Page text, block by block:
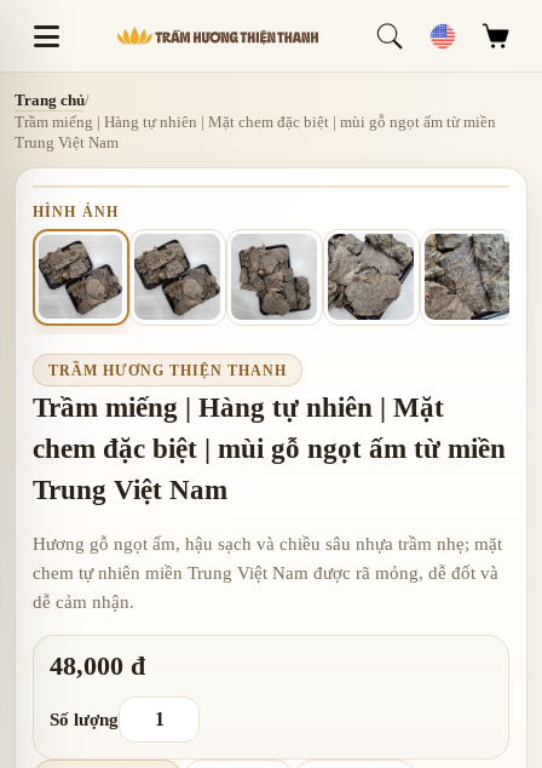
Trang chủ/
Trầm miếng | Hàng tự nhiên | Mặt chem đặc biệt | mùi gỗ ngọt ấm từ miền
Trung Việt Nam
HÌNH ẢNH
TRẦM HƯƠNG THIỆN THANH
Trầm miếng | Hàng tự nhiên | Mặt
chem đặc biệt | mùi gỗ ngọt ấm từ miền
Trung Việt Nam
Hương gỗ ngọt ấm, hậu sạch và chiều sâu nhựa trầm nhẹ; mặt
chem tự nhiên miền Trung Việt Nam được rã mỏng, dễ đốt và
dễ cảm nhận.
48,000 đ
Số lượng